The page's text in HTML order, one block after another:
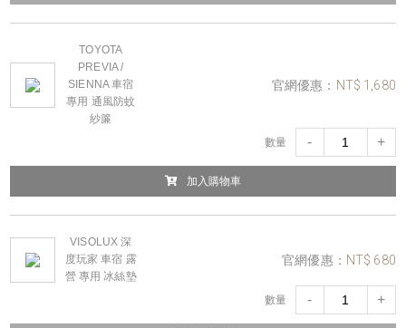
TOYOTA
PREVIA /
SIENNA 車宿
專用 通風防蚊
紗簾
官網優惠： NT$ 1,680
數量 - +
加入購物車
VISOLUX 深
度玩家 車宿 露
營 專用 冰絲墊
官網優惠： NT$ 680
數量 - +